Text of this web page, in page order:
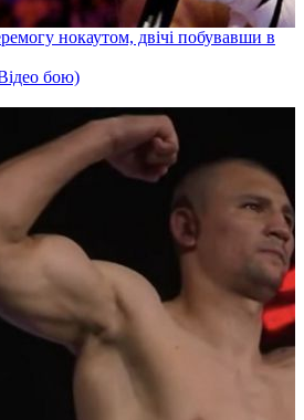
нокаутом, двічі побувавши в
бою)